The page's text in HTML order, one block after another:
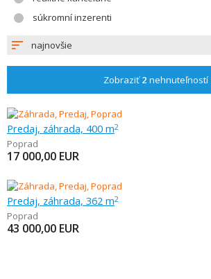
súkromní inzerenti
najnovšie
Zobraziť2 nehnuteľností
Predaj, záhrada, 400 m2
Poprad
17 000,00 EUR
Predaj, záhrada, 362 m2
Poprad
43 000,00 EUR